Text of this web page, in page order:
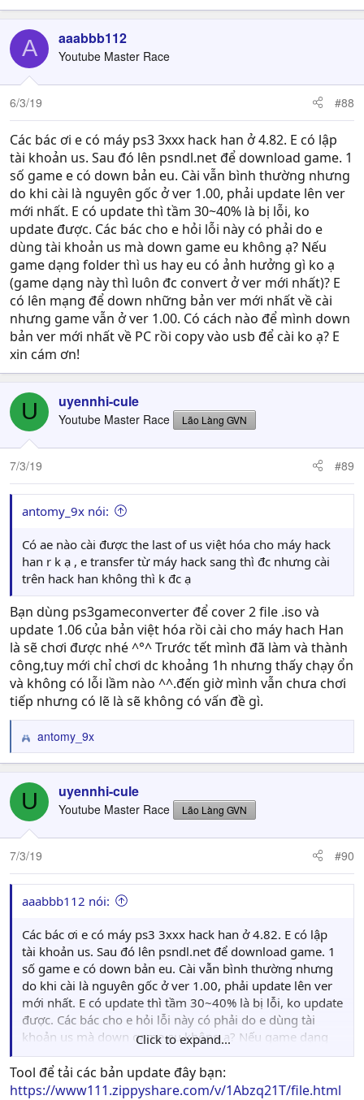
A aaabbb112
Youtube Master Race
6/3/19 #88
Các bác ơi e có máy ps3 3xxx hack han ở 4.82. E có lập
tài khoản us. Sau đó lên psndl.net để download game. 1
số game e có down bản eu. Cài vẫn bình thường nhưng
do khi cài là nguyên gốc ở ver 1.00, phải update lên ver
mới nhất. E có update thì tầm 30~40% là bị lỗi, ko
update được. Các bác cho e hỏi lỗi này có phải do e
dùng tài khoản us mà down game eu không ạ? Nếu
game dạng folder thì us hay eu có ảnh hưởng gì ko ạ
(game dạng này thì luôn đc convert ở ver mới nhất)? E
có lên mạng để down những bản ver mới nhất về cài
nhưng game vẫn ở ver 1.00. Có cách nào để mình down
bản ver mới nhất về PC rồi copy vào usb để cài ko ạ? E
xin cám ơn!
U uyennhi-cule
Youtube Master Race Lão Làng GVN
7/3/19 #89
antomy_9x nói:
Có ae nào cài được the last of us việt hóa cho máy hack
han r k ạ , e transfer từ máy hack sang thì đc nhưng cài
trên hack han không thì k đc ạ
Bạn dùng ps3gameconverter để cover 2 file .iso và
update 1.06 của bản việt hóa rồi cài cho máy hach Han
là sẽ chơi được nhé ^°^ Trước tết mình đã làm và thành
công,tuy mới chỉ chơi dc khoảng 1h nhưng thấy chạy ổn
và không có lỗi lầm nào ^^.đến giờ mình vẫn chưa chơi
tiếp nhưng có lẽ là sẽ không có vấn đề gì.
R
e
c
i
o
n
s
:
antomy_9x
U uyennhi-cule
Youtube Master Race Lão Làng GVN
7/3/19 #90
aaabbb112 nói:
Các bác ơi e có máy ps3 3xxx hack han ở 4.82. E có lập
tài khoản us. Sau đó lên psndl.net để download game. 1
số game e có down bản eu. Cài vẫn bình thường nhưng
do khi cài là nguyên gốc ở ver 1.00, phải update lên ver
mới nhất. E có update thì tầm 30~40% là bị lỗi, ko update
được. Các bác cho e hỏi lỗi này có phải do e dùng tài
khoản us mà down game eu không ạ? Nếu game dạng
folder thì us hay eu có ảnh hưởng gì ko ạ (game dạng
này thì luôn đc convert ở ver mới nhất)? E có lên mạng
để down những bản ver mới nhất về cài nhưng game
Click to expand...
Tool để tải các bản update đây bạn:
https://www111.zippyshare.com/v/1Abzq21T/file.html